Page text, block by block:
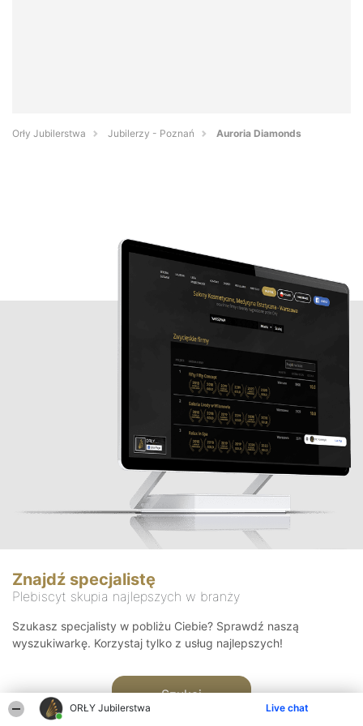
ORŁY Jubilerstwa Live chat
Orły Jubilerstwa Jubilerzy - Poznań Auroria Diamonds
Znajdź specjalistę
Plebiscyt skupia najlepszych w branży
Szukasz specjalisty w pobliżu Ciebie? Sprawdź naszą
wyszukiwarkę. Korzystaj tylko z usług najlepszych!
Szukaj